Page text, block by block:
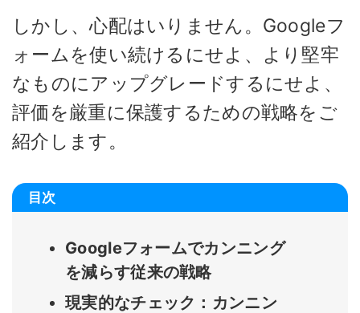
しかし、心配はいりません。Googleフ
ォームを使い続けるにせよ、より堅牢
なものにアップグレードするにせよ、
評価を厳重に保護するための戦略をご
紹介します。
目次
Googleフォームでカンニング
を減らす従来の戦略
現実的なチェック：カンニン